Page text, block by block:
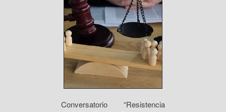
Conversatorio “Resistencia